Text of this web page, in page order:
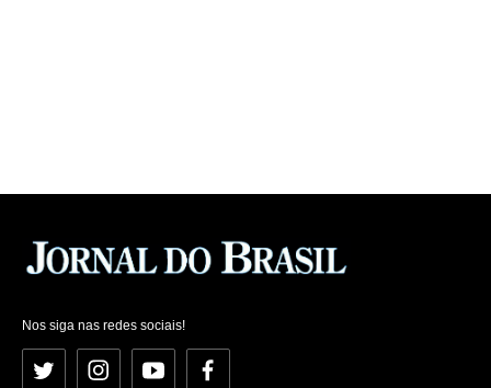
Nos siga nas redes sociais!
Twitter InstagramYouTubeFacebook